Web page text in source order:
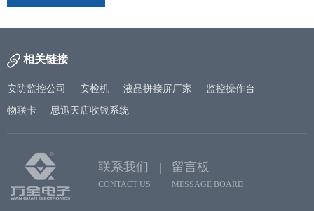
相关链接
安防监控公司 安检机 液晶拼接屏厂家 监控操作台
物联卡 思迅天店收银系统
联系我们 |
CONTACT US
留言板
MESSAGE BOARD